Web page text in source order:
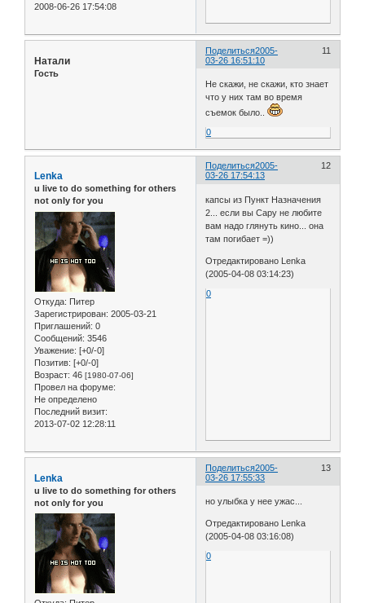
2008-06-26 17:54:08
Поделиться 11
2005-
03-26 16:51:10
Натали
Гость
Не скажи, не скажи, кто знает
что у них там во время
съемок было..
0
Поделиться 12
2005-
03-26 17:54:13
Lenka
u live to do something for others
not only for you
Откуда: Питер
Зарегистрирован: 2005-03-21
Приглашений: 0
Сообщений: 3546
Уважение: [+0/-0]
Позитив: [+0/-0]
Возраст: 46 [1980-07-06]
Провел на форуме:
Не определено
Последний визит:
2013-07-02 12:28:11
капсы из Пункт Назначения
2... если вы Сару не любите
вам надо глянуть кино... она
там погибает =))
Отредактировано Lenka
(2005-04-08 03:14:23)
0
Поделиться 13
2005-
03-26 17:55:33
Lenka
u live to do something for others
not only for you
но улыбка у нее ужас...
Отредактировано Lenka
(2005-04-08 03:16:08)
0